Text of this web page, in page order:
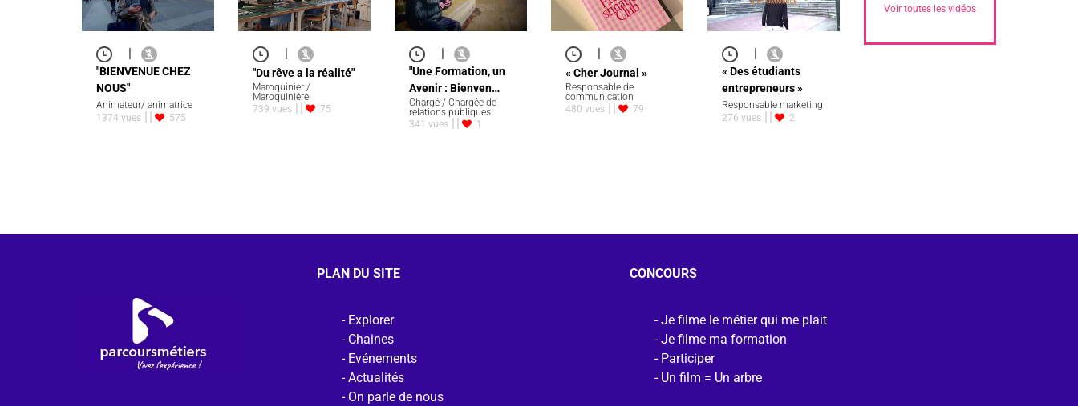
"BIENVENUE CHEZ
NOUS"
Animateur/ animatrice
1374 vues
575
"Du rêve a la réalité"
Maroquinier /
Maroquinière
739 vues
75
"Une Formation, un
Avenir : Bienven…
Chargé / Chargée de
relations publiques
341 vues
1
« Cher Journal »
Responsable de
communication
480 vues
79
« Des étudiants
entrepreneurs »
Responsable marketing
276 vues
2
Voir toutes les vidéos
PLAN DU SITE
Explorer
Chaines
Evénements
Actualités
On parle de nous
CONCOURS
Je filme le métier qui me plait
Je filme ma formation
Participer
Un film = Un arbre